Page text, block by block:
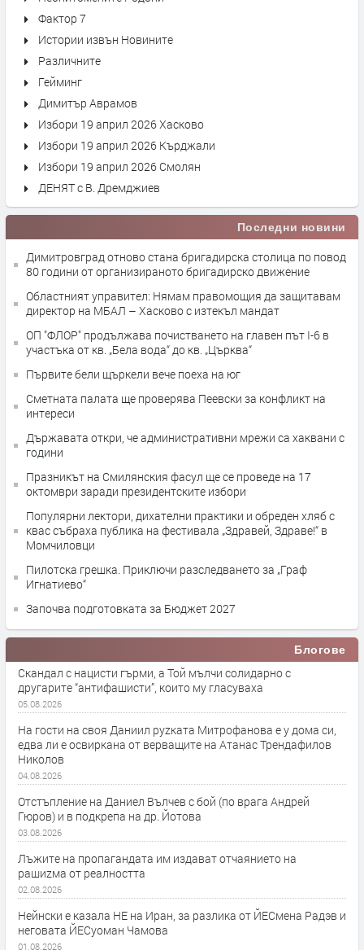
Фактор 7
Истории извън Новините
Различните
Гейминг
Димитър Аврамов
Избори 19 април 2026 Хасково
Избори 19 април 2026 Кърджали
Избори 19 април 2026 Смолян
ДЕНЯТ с В. Дремджиев
Последни новини
Димитровград отново стана бригадирска столица по повод
80 години от организираното бригадирско движение
Областният управител: Нямам правомощия да защитавам
директор на МБАЛ – Хасково с изтекъл мандат
ОП "ФЛОР" продължава почистването на главен път I-6 в
участъка от кв. „Бела вода“ до кв. „Църква“
Първите бели щъркели вече поеха на юг
Сметната палата ще провeрява Пеевски за конфликт на
интереси
Държавата откри, че административни мрежи са хаквани с
години
Празникът на Смилянския фасул ще се проведе на 17
октомври заради президентските избори
Популярни лектори, дихателни практики и обреден хляб с
квас събраха публика на фестивала „Здравей, Здраве!“ в
Момчиловци
Пилотска грешка. Приключи разследването за „Граф
Игнатиево“
Започва подготовката за Бюджет 2027
Блогове
Скандал с нацисти гърми, а Той мълчи солидарно с
другарите “антифашисти”, които му гласуваха
05.08.2026
На гости на своя Даниил руzката Митрофанова е у дома си,
едва ли е освиркана от верващите на Атанас Трендафилов
Николов
04.08.2026
Отстъпление на Даниел Вълчев с бой (по врага Андрей
Гюров) и в подкрепа на др. Йотова
03.08.2026
Лъжите на пропагандата им издават отчаянието на
рашиzма от реалността
02.08.2026
Нейнски е казала НЕ на Иран, за разлика от ЙЕСмена Радэв и
неговата ЙЕСуоман Чамова
01.08.2026